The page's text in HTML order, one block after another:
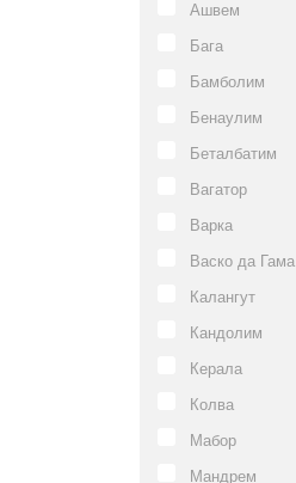
Ашвем
Бага
Бамболим
Бенаулим
Беталбатим
Вагатор
Варка
Васко да Гама
Калангут
Кандолим
Керала
Колва
Мабор
Мандрем